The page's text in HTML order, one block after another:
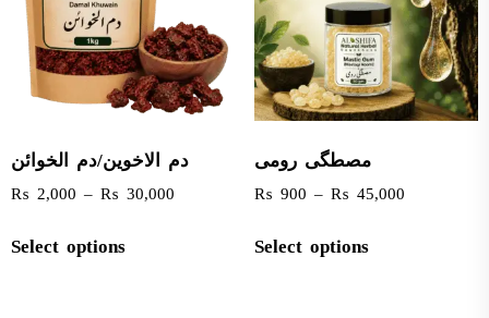
دم الاخوین/دم الخوائن
₨ 2,000 – ₨ 30,000
Select options
مصطگی رومی
₨ 900 – ₨ 45,000
Select options